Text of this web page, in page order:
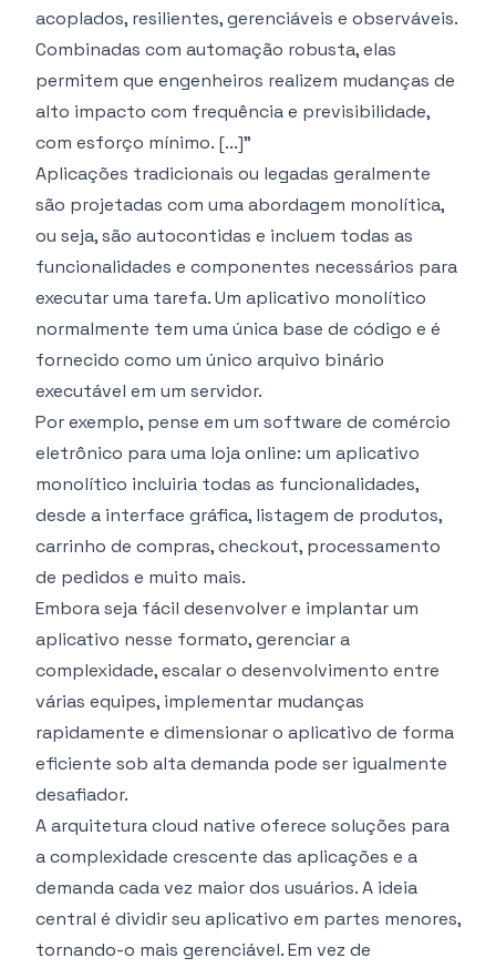
acoplados, resilientes, gerenciáveis e observáveis.
Combinadas com automação robusta, elas
permitem que engenheiros realizem mudanças de
alto impacto com frequência e previsibilidade,
com esforço mínimo. [...]”
Aplicações tradicionais ou legadas geralmente
são projetadas com uma abordagem monolítica,
ou seja, são autocontidas e incluem todas as
funcionalidades e componentes necessários para
executar uma tarefa. Um aplicativo monolítico
normalmente tem uma única base de código e é
fornecido como um único arquivo binário
executável em um servidor.
Por exemplo, pense em um software de comércio
eletrônico para uma loja online: um aplicativo
monolítico incluiria todas as funcionalidades,
desde a interface gráfica, listagem de produtos,
carrinho de compras, checkout, processamento
de pedidos e muito mais.
Embora seja fácil desenvolver e implantar um
aplicativo nesse formato, gerenciar a
complexidade, escalar o desenvolvimento entre
várias equipes, implementar mudanças
rapidamente e dimensionar o aplicativo de forma
eficiente sob alta demanda pode ser igualmente
desafiador.
A arquitetura cloud native oferece soluções para
a complexidade crescente das aplicações e a
demanda cada vez maior dos usuários. A ideia
central é dividir seu aplicativo em partes menores,
tornando-o mais gerenciável. Em vez de